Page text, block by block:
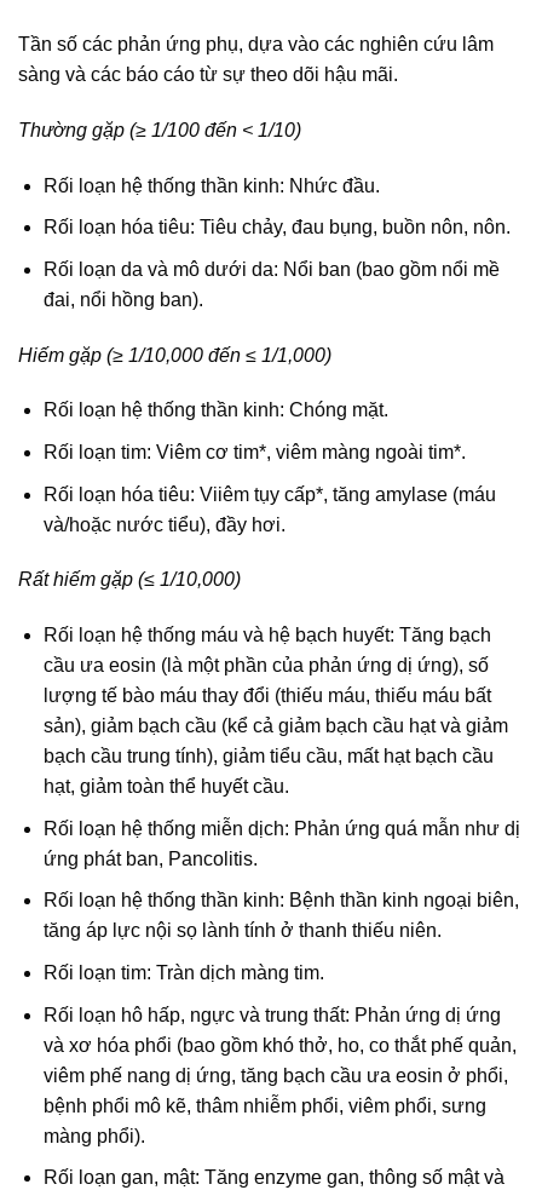
Tần số các phản ứng phụ, dựa vào các nghiên cứu lâm
sàng và các báo cáo từ sự theo dõi hậu mãi.
Thường gặp (≥ 1/100 đến < 1/10)
Rối loạn hệ thống thần kinh: Nhức đầu.
Rối loạn hóa tiêu: Tiêu chảy, đau bụng, buồn nôn, nôn.
Rối loạn da và mô dưới da: Nổi ban (bao gồm nổi mề
đai, nổi hồng ban).
Hiếm gặp (≥ 1/10,000 đến ≤ 1/1,000)
Rối loạn hệ thống thần kinh: Chóng mặt.
Rối loạn tim: Viêm cơ tim*, viêm màng ngoài tim*.
Rối loạn hóa tiêu: Viiêm tụy cấp*, tăng amylase (máu
và/hoặc nước tiểu), đầy hơi.
Rất hiếm gặp (≤ 1/10,000)
Rối loạn hệ thống máu và hệ bạch huyết: Tăng bạch
cầu ưa eosin (là một phần của phản ứng dị ứng), số
lượng tế bào máu thay đổi (thiếu máu, thiếu máu bất
sản), giảm bạch cầu (kể cả giảm bạch cầu hạt và giảm
bạch cầu trung tính), giảm tiểu cầu, mất hạt bạch cầu
hạt, giảm toàn thể huyết cầu.
Rối loạn hệ thống miễn dịch: Phản ứng quá mẫn như dị
ứng phát ban, Pancolitis.
Rối loạn hệ thống thần kinh: Bệnh thần kinh ngoại biên,
tăng áp lực nội sọ lành tính ở thanh thiếu niên.
Rối loạn tim: Tràn dịch màng tim.
Rối loạn hô hấp, ngực và trung thất: Phản ứng dị ứng
và xơ hóa phổi (bao gồm khó thở, ho, co thắt phế quản,
viêm phế nang dị ứng, tăng bạch cầu ưa eosin ở phổi,
bệnh phổi mô kẽ, thâm nhiễm phổi, viêm phổi, sưng
màng phổi).
Rối loạn gan, mật: Tăng enzyme gan, thông số mật và